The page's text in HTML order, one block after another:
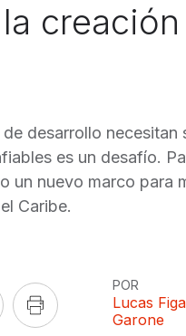
desarrollo
es un desafío.
un nuevo marco
Caribe.
POR
Lucas
Garone